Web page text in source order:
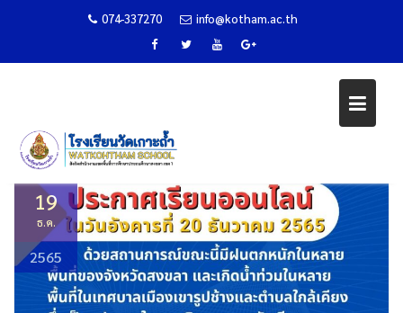
074-337270 info@kotham.ac.th
Home ข่าวประชาสัมพันธ์
19
ธ.ค.
2565